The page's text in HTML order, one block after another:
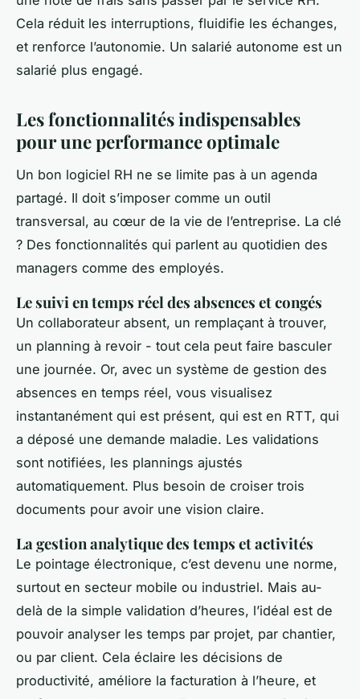
Cela réduit les interruptions, fluidifie les échanges,
et renforce l’autonomie. Un salarié autonome est un
salarié plus engagé.
Les fonctionnalités indispensables
pour une performance optimale
Un bon logiciel RH ne se limite pas à un agenda
partagé. Il doit s’imposer comme un outil
transversal, au cœur de la vie de l’entreprise. La clé
? Des fonctionnalités qui parlent au quotidien des
managers comme des employés.
Le suivi en temps réel des absences et congés
Un collaborateur absent, un remplaçant à trouver,
un planning à revoir - tout cela peut faire basculer
une journée. Or, avec un système de gestion des
absences en temps réel, vous visualisez
instantanément qui est présent, qui est en RTT, qui
a déposé une demande maladie. Les validations
sont notifiées, les plannings ajustés
automatiquement. Plus besoin de croiser trois
documents pour avoir une vision claire.
La gestion analytique des temps et activités
Le pointage électronique, c’est devenu une norme,
surtout en secteur mobile ou industriel. Mais au-
delà de la simple validation d’heures, l’idéal est de
pouvoir analyser les temps par projet, par chantier,
ou par client. Cela éclaire les décisions de
productivité, améliore la facturation à l’heure, et